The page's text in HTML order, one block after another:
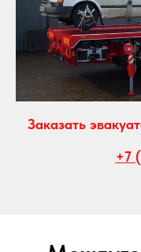
Заказать
+7